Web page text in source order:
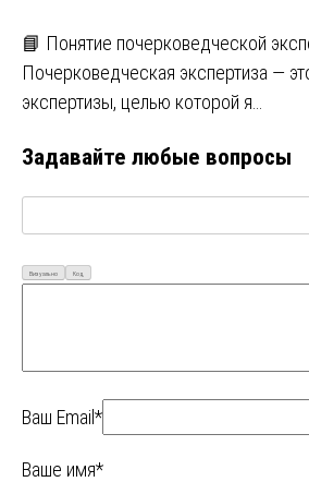
📘 Понятие почерковедческой
Почерковедческая экспертиза —
экспертизы, целью которой я…
Задавайте любые вопросы
Визуально Код
Ваш Email*
Ваше имя*